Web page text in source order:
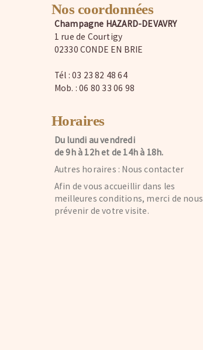
Nos coordonnées
Champagne HAZARD-DEVAVRY
1 rue de Courtigy
02330 CONDE EN BRIE
Tél : 03 23 82 48 64
Mob. : 06 80 33 06 98
Horaires
Du lundi au vendredi
de 9h à 12h et de 14h à 18h.
Autres horaires : Nous contacter
Afin de vous accueillir dans les
meilleures conditions, merci de nous
prévenir de votre visite.